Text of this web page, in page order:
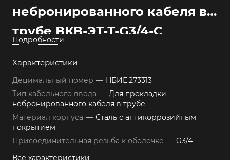
небронированного кабеля в
трубе ВКВ-ЭТ-Т-G3/4-С
Подробности
Характеристики
Децимальный номер — НБИЕ.273313
Тип кабельного ввода — Для прокладки
небронированного кабеля в трубе
Материал корпуса — Сталь с антикоррозийным
покрытием
Присоединительная резьба к оболочке — G3/4
Все характеристики